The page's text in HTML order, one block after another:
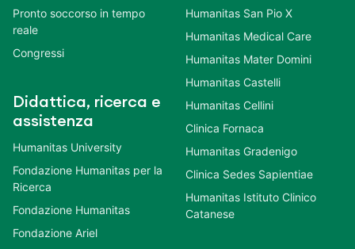
Pronto soccorso in tempo
reale
Congressi
Didattica, ricerca e
assistenza
Humanitas University
Fondazione Humanitas per la
Ricerca
Fondazione Humanitas
Fondazione Ariel
Humanitas San Pio X
Humanitas Medical Care
Humanitas Mater Domini
Humanitas Castelli
Humanitas Cellini
Clinica Fornaca
Humanitas Gradenigo
Clinica Sedes Sapientiae
Humanitas Istituto Clinico
Catanese